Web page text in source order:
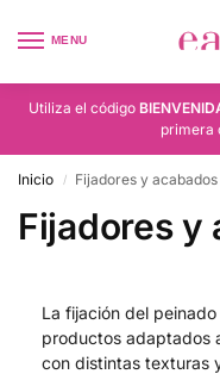
MENU
Utiliza el código
primera
Inicio / Fijadores y acabados
Fijadores y
La fijación del
productos adaptados
con distintas texturas